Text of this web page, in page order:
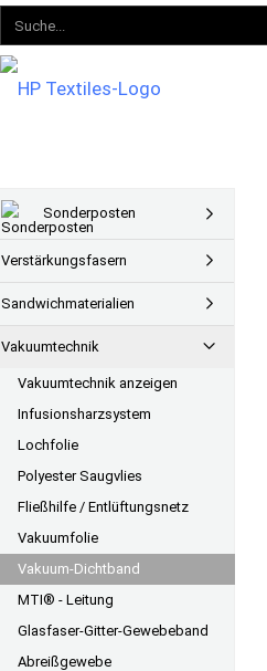
Sonderposten
Verstärkungsfasern
Sandwichmaterialien
Vakuumtechnik
Vakuumtechnik anzeigen
Infusionsharzsystem
Lochfolie
Polyester Saugvlies
Fließhilfe / Entlüftungsnetz
Vakuumfolie
Vakuum-Dichtband
MTI® - Leitung
Glasfaser-Gitter-Gewebeband
Abreißgewebe